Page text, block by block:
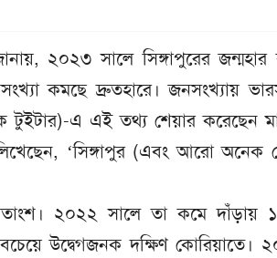
২০২৩ সালে সিঙ্গাপুরের জন্মহার
কমছে দ্রুতহারে। জনসংখ্যায়
টুইটার)-এ এই তথ্য শেয়ার করেছেন
‘সিঙ্গাপুর (এবং আরো অনেক
২০২২ সালে তা কমে দাঁড়ায়
উদ্বেগজনক দক্ষিণ কোরিয়াতে।